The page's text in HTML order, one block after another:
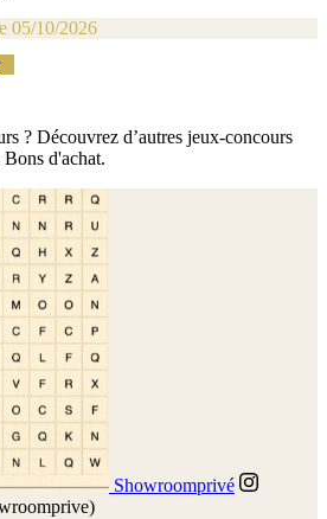
05/10/2026
? Découvrez d’autres jeux-concours
d'achat.
Showroomprivé